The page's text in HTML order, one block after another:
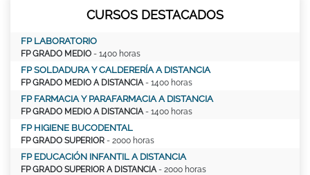
CURSOS DESTACADOS
FP LABORATORIO
FP GRADO MEDIO - 1400 horas
FP SOLDADURA Y CALDERERÍA A DISTANCIA
FP GRADO MEDIO A DISTANCIA - 1400 horas
FP FARMACIA Y PARAFARMACIA A DISTANCIA
FP GRADO MEDIO A DISTANCIA - 1400 horas
FP HIGIENE BUCODENTAL
FP GRADO SUPERIOR - 2000 horas
FP EDUCACIÓN INFANTIL A DISTANCIA
FP GRADO SUPERIOR A DISTANCIA - 2000 horas